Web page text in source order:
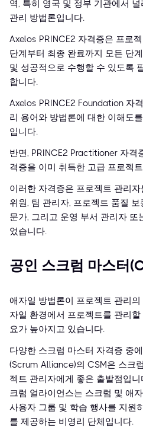
역, 특히 영국 및 정부 기관에서
관리 방법론입니다.
Axelos PRINCE2 자격증은 프로
단계부터 최종 완료까지 모든 단
및 성공적으로 수행할 수 있도록
합니다.
Axelos PRINCE2 Foundation 자
리 용어와 방법론에 대한 이해도
입니다.
반면, PRINCE2 Practitioner 자격
격증을 이미 취득한 고급 프로젝
이러한 자격증은 프로젝트 관리
위원, 팀 관리자, 프로젝트 품질
문가, 그리고 운영 부서 관리자 또
었습니다.
공인 스크럼 마스터
애자일 방법론이 프로젝트 관리
자일 환경에서 프로젝트를 관리
요가 높아지고 있습니다.
다양한 스크럼 마스터 자격증 중
(Scrum Alliance)의 CSM은 스크
젝트 관리자에게 좋은 출발점입
크럼 얼라이언스는 스크럼 및 애
사용자 그룹 및 학습 행사를 지원
를 제공하는 비영리 단체입니다.